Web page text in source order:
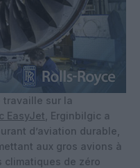
travaille sur la
EasyJet , Erginbilgic a
d’aviation durable,
aux gros avions à
climatiques de zéro